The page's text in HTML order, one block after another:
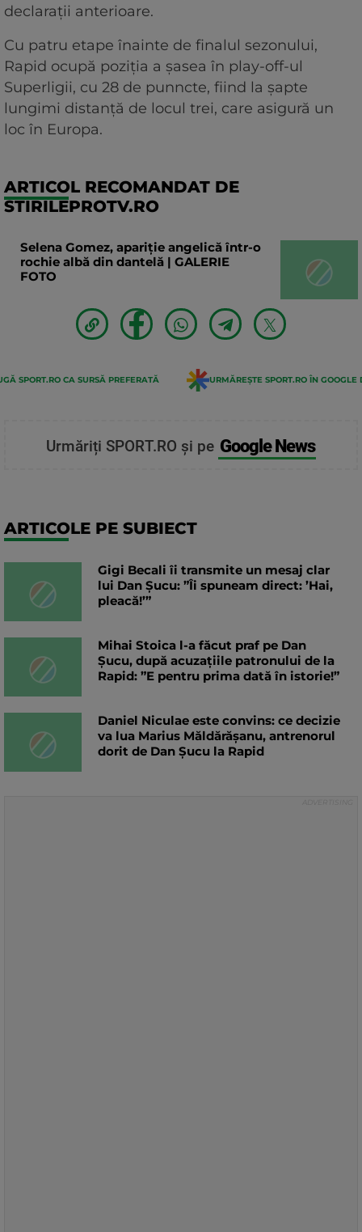
declarații anterioare.
Cu patru etape înainte de finalul sezonului,
Rapid ocupă poziția a șasea în play-off-ul
Superligii, cu 28 de punncte, fiind la șapte
lungimi distanță de locul trei, care asigură un
loc în Europa.
ARTICOL RECOMANDAT DE
STIRILEPROTV.RO
Selena Gomez, apariție angelică într-o
rochie albă din dantelă | GALERIE
FOTO
SPORT.RO CA SURSĂ PREFERATĂ URMĂREȘTE SPORT.RO ÎN GOOGLE
Urmăriți SPORT.RO și pe Google News
ARTICOLE PE SUBIECT
Gigi Becali îi transmite un mesaj clar
lui Dan Șucu: ”Îi spuneam direct: ’Hai,
pleacă!’”
Mihai Stoica l-a făcut praf pe Dan
Șucu, după acuzațiile patronului de la
Rapid: ”E pentru prima dată în istorie!”
Daniel Niculae este convins: ce decizie
va lua Marius Măldărășanu, antrenorul
dorit de Dan Șucu la Rapid